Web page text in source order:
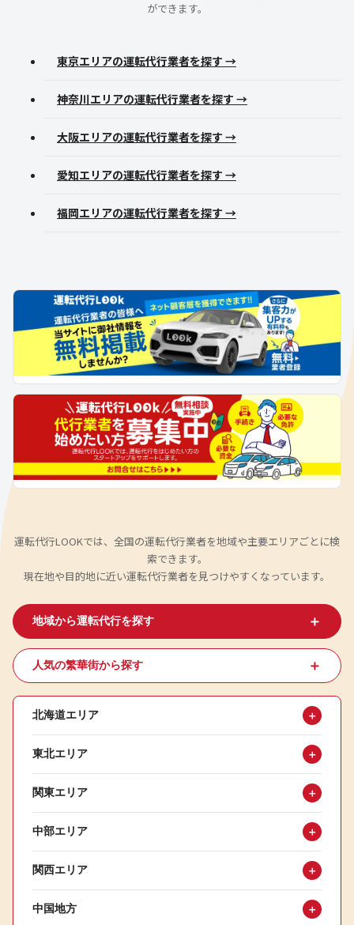
ができます。
東京エリアの運転代行業者を探す →
神奈川エリアの運転代行業者を探す →
大阪エリアの運転代行業者を探す →
愛知エリアの運転代行業者を探す →
福岡エリアの運転代行業者を探す →
運転代行LOOKでは、全国の運転代行業者を地域や主要エリアごとに検
索できます。
現在地や目的地に近い運転代行業者を見つけやすくなっています。
地域から運転代行を探す ＋
人気の繁華街から探す ＋
北海道エリア ＋
東北エリア ＋
関東エリア ＋
中部エリア ＋
関西エリア ＋
中国地方 ＋